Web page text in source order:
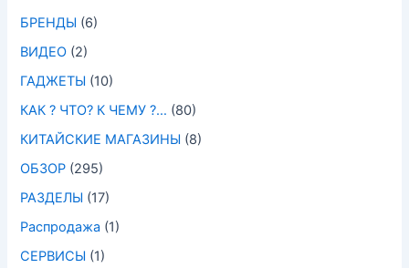
БРЕНДЫ (6)
ВИДЕО (2)
ГАДЖЕТЫ (10)
КАК ? ЧТО? К ЧЕМУ ?… (80)
КИТАЙСКИЕ МАГАЗИНЫ (8)
ОБЗОР (295)
РАЗДЕЛЫ (17)
Распродажа (1)
СЕРВИСЫ (1)